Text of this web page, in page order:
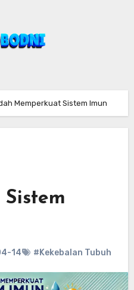
Memperkuat Sistem Imun
14 #Kekebalan Tubuh